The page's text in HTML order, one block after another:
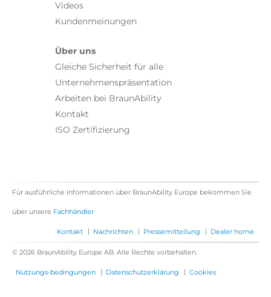
Videos
Kundenmeinungen
Über uns
Gleiche Sicherheit für alle
Unternehmenspräsentation
Arbeiten bei BraunAbility
Kontakt
ISO Zertifizierung
Für ausführliche Informationen über BraunAbility Europe bekommen Sie
über unsere Fachhändler
Kontakt | Nachrichten | Pressemitteilung | Dealer home
© 2026 BraunAbility Europe AB. Alle Rechte vorbehalten.
Nutzungs-bedingungen | Datenschutzerklärung | Cookies